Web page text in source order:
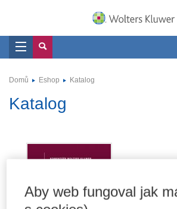
Domů Eshop Katalog
Katalog
Aby web fungoval jak